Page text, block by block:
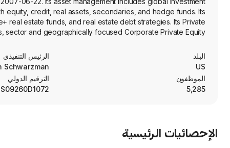
credit, real assets, secondaries, and hedge funds. Its
real estate funds, and real estate debt strategies. Its Private
sector and geographically focused Corporate Private Equity
credit and infrastructure and asset-based credit. Its Multi-
Multi-Strategy, Total Portfolio Management, and Public Real
البلد
US
الرئيس التنفيذي
Schwarzman
الموظفون
5,285
الترقيم الدولي
الإحصائيات الرئيسية